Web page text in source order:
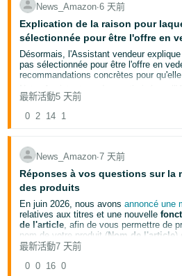
English
- FR
News_Amazon∙6 天前
Explication de la raison pour
sélectionnée pour être l'offre en
Désormais, l'Assistant vendeur
pas sélectionnée pour être l'offre en
recommandations concrètes pour
Notre Assistant vendeur optimisé par
relatives à votre produit et analyse des
sur l'état de la tarification, l'état du
afin de vous expliquer rapidement
afin d'identifier des tendances et de
qui auront le plus d'impact.
L'Assistant vendeur peut diagnostiquer
corrections pour ce qui suit :
Offre Problèmes d'achetabilité
d'inventaire, des blocages
manquantes ou d'autres
accompagnés des étapes pour
Éligibilité de la tarification et
l'offre en vedette en cours,
recommandations pour que votre
最新活動5 天前
0 2 14 1
News_Amazon∙7 天前
Réponses à vos questions sur la
des produits
En juin 2026, nous avonsannoncé une
relatives aux titres et une nouvelle
de l'article, afin de vous permettre de
nom de votre produit (Nom de l'article)
caractéristique (
Vous trouverez ci-dessous les
最新活動7 天前
0 0 16 0